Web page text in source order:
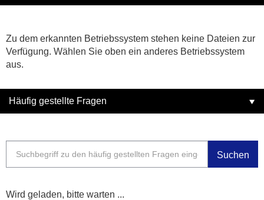
Zu dem erkannten Betriebssystem stehen keine Dateien zur
Verfügung. Wählen Sie oben ein anderes Betriebssystem
aus.
Häufig gestellte Fragen
Suchen
Wird geladen, bitte warten ...